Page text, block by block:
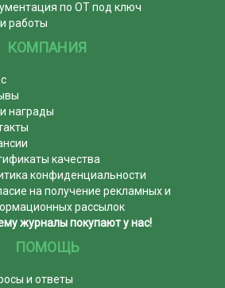
по ОТ под ключ
работы
КОМПАНИЯ
награды
качества
конфиденциальности
на получение рекламных и
рассылок
журналы покупают у нас!
ПОМОЩЬ
и ответы